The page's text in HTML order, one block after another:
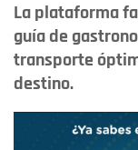
La plataforma
guía de
transporte
destino.